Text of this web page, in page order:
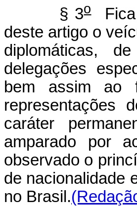
§ 3oFica
deste artigo o
diplomáticas,
delegações
bem assim ao
representações
caráter
amparado por
observado o
de nacionalidade
no Brasil.